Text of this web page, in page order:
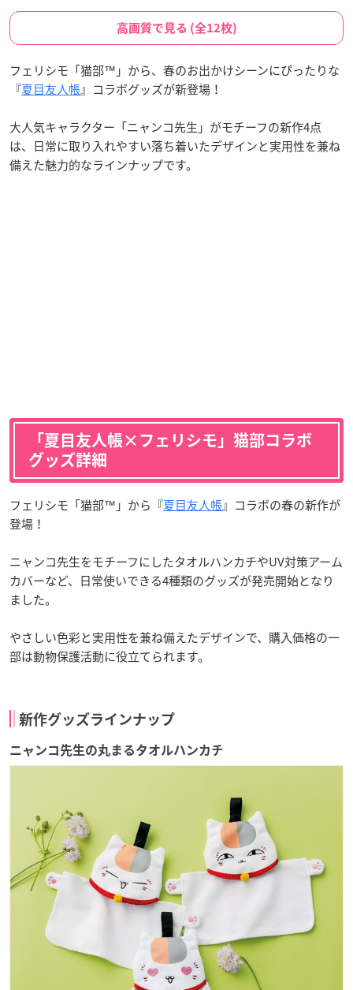
高画質で見る (全12枚)
フェリシモ「猫部™」から、春のお出かけシーンにぴったりな
『夏目友人帳』コラボグッズが新登場！
大人気キャラクター「ニャンコ先生」がモチーフの新作4点
は、日常に取り入れやすい落ち着いたデザインと実用性を兼ね
備えた魅力的なラインナップです。
「夏目友人帳×フェリシモ」猫部コラボ
グッズ詳細
フェリシモ「猫部™」から『夏目友人帳』コラボの春の新作が
登場！
ニャンコ先生をモチーフにしたタオルハンカチやUV対策アーム
カバーなど、日常使いできる4種類のグッズが発売開始となり
ました。
やさしい色彩と実用性を兼ね備えたデザインで、購入価格の一
部は動物保護活動に役立てられます。
新作グッズラインナップ
ニャンコ先生の丸まるタオルハンカチ